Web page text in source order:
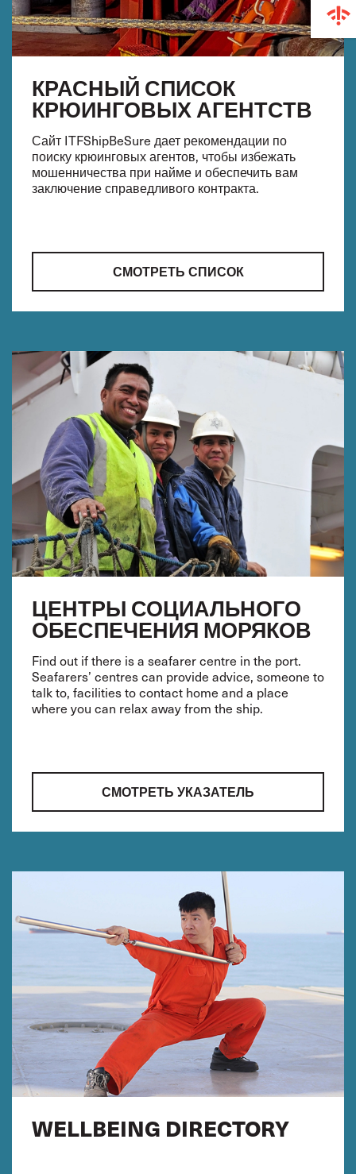
КРАСНЫЙ СПИСОК
КРЮИНГОВЫХ АГЕНТСТВ
Сайт ITFShipBeSure дает рекомендации по
поиску крюинговых агентов, чтобы избежать
мошенничества при найме и обеспечить вам
заключение справедливого контракта.
СМОТРЕТЬ СПИСОК
ЦЕНТРЫ СОЦИАЛЬНОГО
ОБЕСПЕЧЕНИЯ МОРЯКОВ
Find out if there is a seafarer centre in the port.
Seafarers’ centres can provide advice, someone to
talk to, facilities to contact home and a place
where you can relax away from the ship.
СМОТРЕТЬ УКАЗАТЕЛЬ
WELLBEING DIRECTORY